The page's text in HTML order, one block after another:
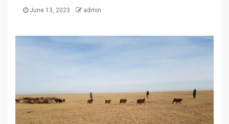
June 13, 2023 admin